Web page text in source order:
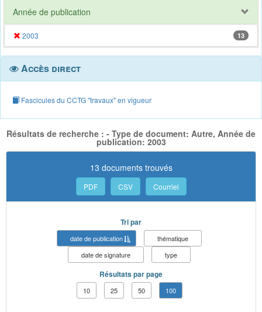
Année de publication
2003 13
Accès direct
Fascicules du CCTG "travaux" en vigueur
Résultats de recherche : - Type de document: Autre, Année de
publication: 2003
13 documents trouvés
PDF CSV Courriel
Tri par
date de publication
thématique
date de signature
type
Résultats par page
10 25 50 100